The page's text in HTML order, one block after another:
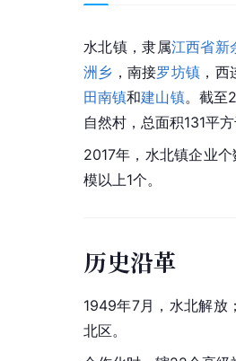
水北镇，隶属江西省新
洲乡 ，南接罗坊镇 ，西
田南镇和建山镇。截至
自然村，总面积131平
2017年，水北镇企业
模以上1个。
历史沿革
1949年7月，水北解放
北区。